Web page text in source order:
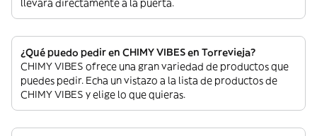
¿Qué puedo pedir en CHIMY VIBES en Torrevieja?
CHIMY VIBES ofrece una gran variedad de productos que
puedes pedir. Echa un vistazo a la lista de productos de
CHIMY VIBES y elige lo que quieras.